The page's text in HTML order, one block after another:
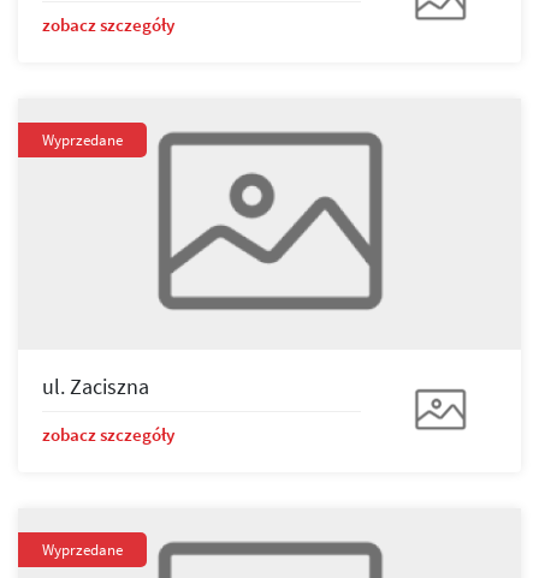
zobacz szczegóły
ul. Zaciszna
zobacz szczegóły
Wyprzedane
Wyprzedane